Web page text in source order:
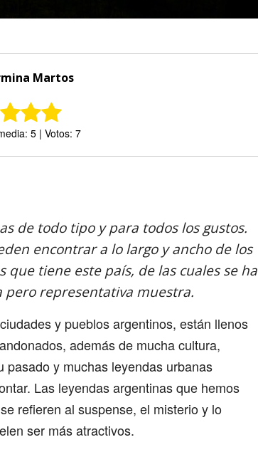
Martos
5 | Votos: 7
de todo tipo y para todos los gustos.
encontrar a lo largo y ancho de los
tiene este país, de las cuales se ha
pero representativa muestra.
y pueblos argentinos, están llenos
además de mucha cultura,
pasado y muchas leyendas urbanas
Las leyendas argentinas que hemos
refieren al suspense, el misterio y lo
ser más atractivos.